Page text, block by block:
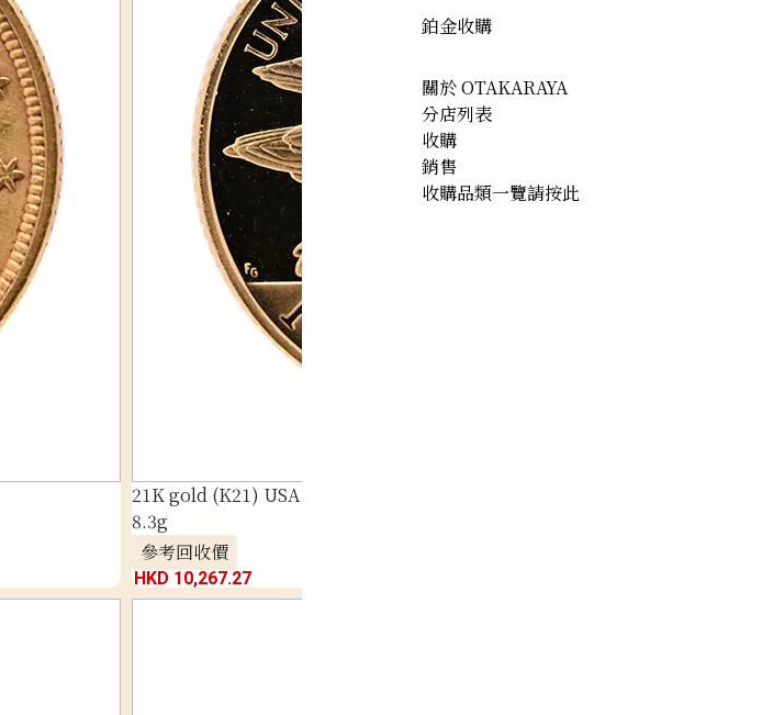
21K gold (K21) USA Atlanta Olympic commemorative coin
8.3g
參考回收價
HKD 10,267.27
鉑金收購
關於 OTAKARAYA
分店列表
收購
銷售
收購品類一覽請按此